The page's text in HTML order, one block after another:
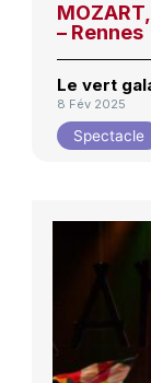
– Rennes
Le vert
8 Fév 2025
Spectacle